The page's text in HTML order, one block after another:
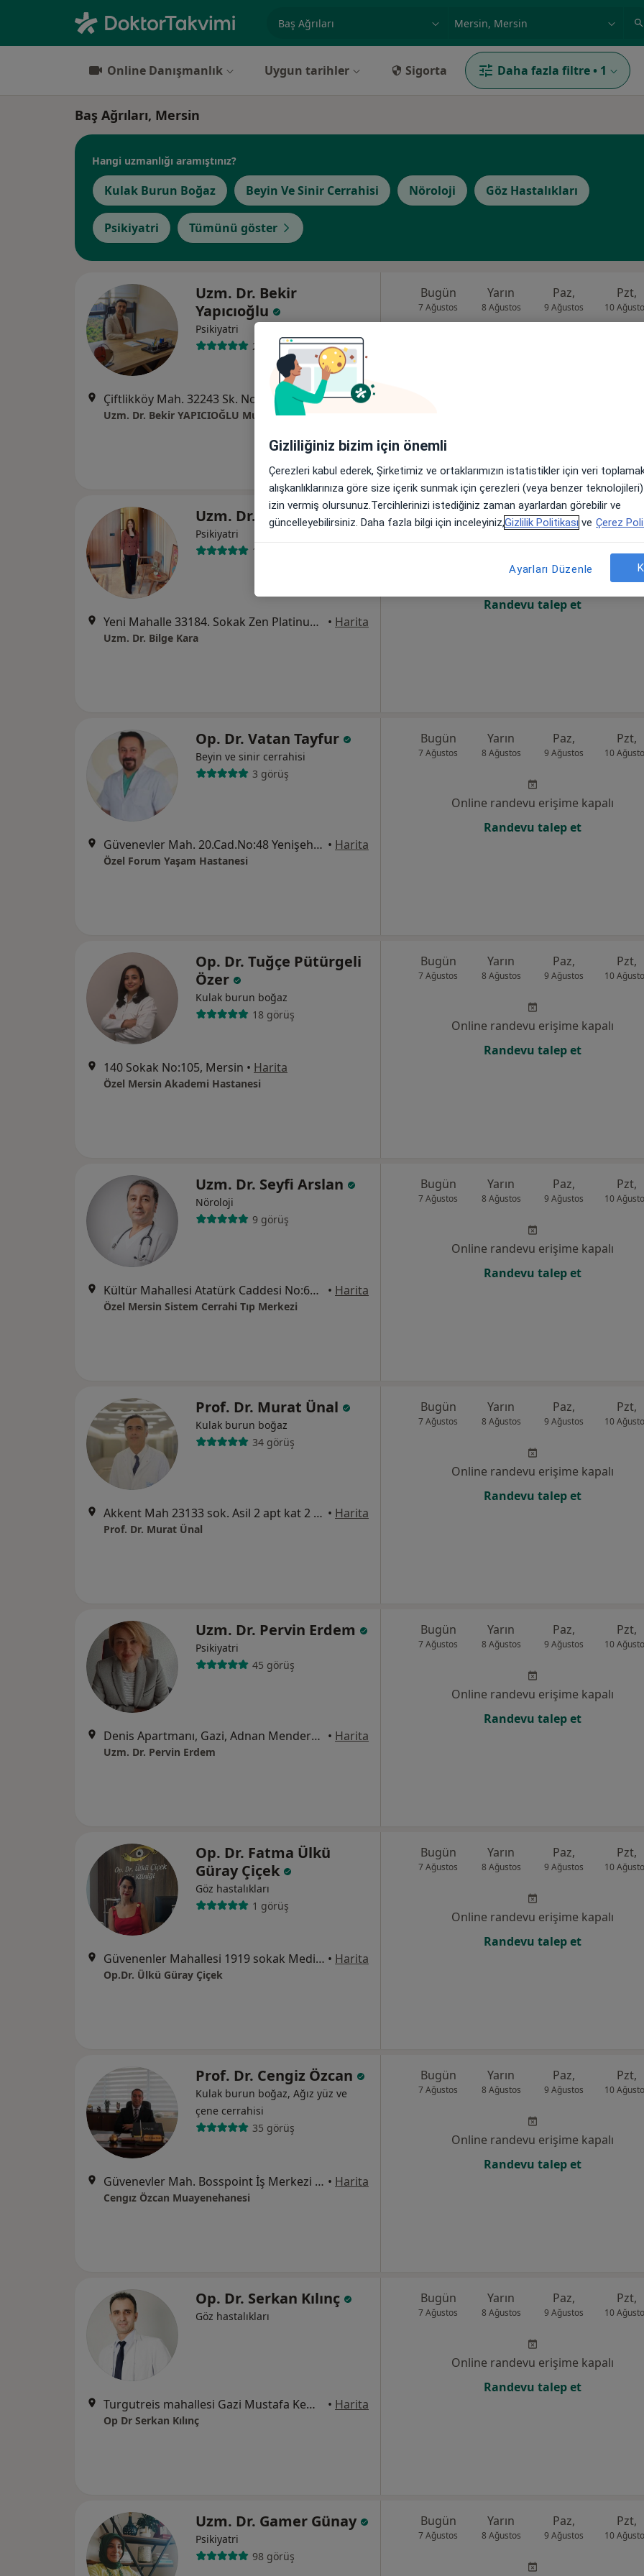
Online Danışmanlık Uygun tarihler Sigorta Daha fazla filtre • 1
Baş Ağrıları, Mersin
Hangi uzmanlığı aramıştınız?
Kulak Burun Boğaz Beyin Ve Sinir Cerrahisi Nöroloji Göz Hastalıkları
Psikiyatri Tümünü göster
Uzm. Dr. Bekir
Yapıcıoğlu
Psikiyatri
27 görüş
Çiftlikköy Mah. 32243 Sk. No:18 Hybrit A Binası K:6 D:21, Yenişehir •Harita
Uzm. Dr. Bekir YAPICIOĞLU Muayenehanesi
Bugün
7 Ağustos
Yarın
8 Ağustos
Paz,
9 Ağustos
Pzt,
10
Uzm. Dr. Bilge Kara
Psikiyatri
11 görüş
Yeni Mahalle 33184. Sokak Zen Platinum Office No: 2, Mersin • Harita
Uzm. Dr. Bilge Kara
Bugün
7 Ağustos
Yarın
8 Ağustos
Paz,
9 Ağustos
Pzt,
10
Online randevu erişime kapalı
Randevu talep et
Op. Dr. Vatan Tayfur
Beyin ve sinir cerrahisi
3 görüş
Güvenevler Mah. 20.Cad.No:48 Yenişehir, Mersin • Harita
Özel Forum Yaşam Hastanesi
Bugün
7 Ağustos
Yarın
8 Ağustos
Paz,
9 Ağustos
Pzt,
10
Online randevu erişime kapalı
Randevu talep et
Op. Dr. Tuğçe Pütürgeli
Özer
Kulak burun boğaz
18 görüş
140 Sokak No:105, Mersin • Harita
Özel Mersin Akademi Hastanesi
Bugün
7 Ağustos
Yarın
8 Ağustos
Paz,
9 Ağustos
Pzt,
10
Online randevu erişime kapalı
Randevu talep et
Uzm. Dr. Seyfi Arslan
Nöroloji
9 görüş
Kültür Mahallesi Atatürk Caddesi No:66, Akdeniz • Harita
Özel Mersin Sistem Cerrahi Tıp Merkezi
Bugün
7 Ağustos
Yarın
8 Ağustos
Paz,
9 Ağustos
Pzt,
10
Online randevu erişime kapalı
Randevu talep et
Prof. Dr. Murat Ünal
Kulak burun boğaz
34 görüş
Akkent Mah 23133 sok. Asil 2 apt kat 2 no 3 Yenişehir Mersin (Batur mobilya üstü), Mersin • Harita
Prof. Dr. Murat Ünal
Bugün
7 Ağustos
Yarın
8 Ağustos
Paz,
9 Ağustos
Pzt,
10
Online randevu erişime kapalı
Randevu talep et
Uzm. Dr. Pervin Erdem
Psikiyatri
45 görüş
Denis Apartmanı, Gazi, Adnan Menderes Blv. No:38/8, 33130 Yenişehir/Mersin, Mersin • Harita
Uzm. Dr. Pervin Erdem
Bugün
7 Ağustos
Yarın
8 Ağustos
Paz,
9 Ağustos
Pzt,
10
Online randevu erişime kapalı
Randevu talep et
Op. Dr. Fatma Ülkü
Güray Çiçek
Göz hastalıkları
1 görüş
Güvenenler Mahallesi 1919 sokak Medikal Plaza no:3 kat:5 daire:5 Yenişehir Mersin, Mersin • Harita
Op.Dr. Ülkü Güray Çiçek
Bugün
7 Ağustos
Yarın
8 Ağustos
Paz,
9 Ağustos
Pzt,
10
Online randevu erişime kapalı
Randevu talep et
Prof. Dr. Cengiz Özcan
Kulak burun boğaz, Ağız yüz ve
çene cerrahisi
35 görüş
Güvenevler Mah. Bosspoint İş Merkezi B Blok Kat:3 Daire:9, Mersin • Harita
Cengız Özcan Muayenehanesi
Bugün
7 Ağustos
Yarın
8 Ağustos
Paz,
9 Ağustos
Pzt,
10
Online randevu erişime kapalı
Randevu talep et
Op. Dr. Serkan Kılınç
Göz hastalıkları
Turgutreis mahallesi Gazi Mustafa Kemal Bulvarı No:255 İç Oda No : 8,, Mersin • Harita
Op Dr Serkan Kılınç
Bugün
7 Ağustos
Yarın
8 Ağustos
Paz,
9 Ağustos
Pzt,
10
Online randevu erişime kapalı
Randevu talep et
Uzm. Dr. Gamer Günay
Psikiyatri
98 görüş
Bugün
7 Ağustos
Yarın
8 Ağustos
Paz,
9 Ağustos
Pzt,
10
Gizliliğiniz bizim için önemli
Çerezleri kabul ederek, Şirketimiz ve ortaklarımızın istatistikler için veri
alışkanlıklarınıza göre size içerik sunmak için çerezleri (veya benzer
izin vermiş olursunuz.Tercihlerinizi istediğiniz zaman ayarlardan görebilir ve
güncelleyebilirsiniz. Daha fazla bilgi için inceleyiniz,Gizlilik Politikası ve Çerez
Ayarları Düzenle